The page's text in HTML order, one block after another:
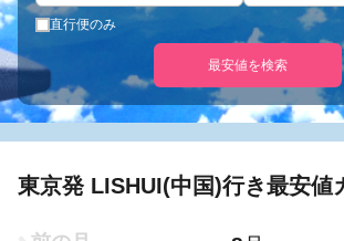
直行便のみ
最安値を検索
東京発 LISHUI(中国)行き最安値